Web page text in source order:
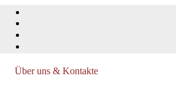
Über uns & Kontakte